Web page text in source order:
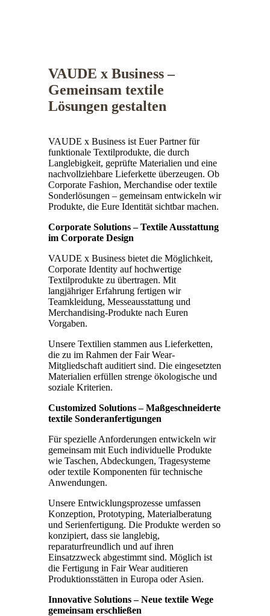
VAUDE x Business –
Gemeinsam textile
Lösungen gestalten
VAUDE x Business ist Euer Partner für
funktionale Textilprodukte, die durch
Langlebigkeit, geprüfte Materialien und eine
nachvollziehbare Lieferkette überzeugen. Ob
Corporate Fashion, Merchandise oder textile
Sonderlösungen – gemeinsam entwickeln wir
Produkte, die Eure Identität sichtbar machen.
Corporate Solutions – Textile Ausstattung
im Corporate Design
VAUDE x Business bietet die Möglichkeit,
Corporate Identity auf hochwertige
Textilprodukte zu übertragen. Mit
langjähriger Erfahrung fertigen wir
Teamkleidung, Messeausstattung und
Merchandising-Produkte nach Euren
Vorgaben.
Unsere Textilien stammen aus Lieferketten,
die zu im Rahmen der Fair Wear-
Mitgliedschaft auditiert sind. Die eingesetzten
Materialien erfüllen strenge ökologische und
soziale Kriterien.
Customized Solutions – Maßgeschneiderte
textile Sonderanfertigungen
Für spezielle Anforderungen entwickeln wir
gemeinsam mit Euch individuelle Produkte
wie Taschen, Abdeckungen, Tragesysteme
oder textile Komponenten für technische
Anwendungen.
Unsere Entwicklungsprozesse umfassen
Konzeption, Prototyping, Materialberatung
und Serienfertigung. Die Produkte werden so
konzipiert, dass sie langlebig,
reparaturfreundlich und auf ihren
Einsatzzweck abgestimmt sind. Möglich ist
die Fertigung in Fair Wear auditieren
Produktionsstätten in Europa oder Asien.
Innovative Solutions – Neue textile Wege
gemeinsam erschließen